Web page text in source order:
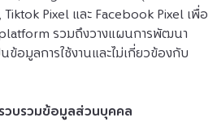
Pixel และ Facebook Pixel เพื่อ
platform รวมถึงวางแผนการพัฒนา
อมูลการใช้งานและไม่เกี่ยวข้องกับ
วบรวมข้อมูลส่วนบุคคล